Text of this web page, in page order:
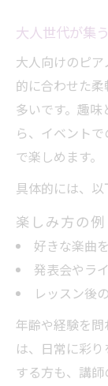
大人世代が集
大人向けのピ
的に合わせた
多いです。趣
ら、イベント
で楽しめます。
具体的には、以
楽しみ方の例
好きな楽曲
発表会やラ
レッスン後
年齢や経験を
は、日常に彩
する方も、講